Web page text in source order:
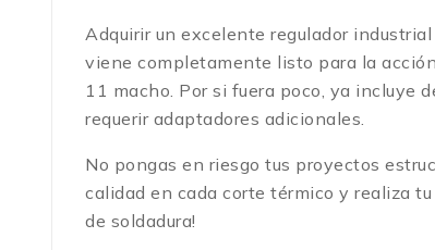
Adquirir un excelente regulador
viene completamente listo para la
11 macho. Por si fuera poco, ya incluye
requerir adaptadores adicionales.
No pongas en riesgo tus proyectos
calidad en cada corte térmico y realiza
de soldadura!